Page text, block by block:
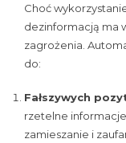
Choć
dezinformacją ma
zagrożenia.
do:
Fałszywych
rzetelne
zamieszanie i